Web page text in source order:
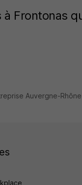
à Frontonas
Auvergne-